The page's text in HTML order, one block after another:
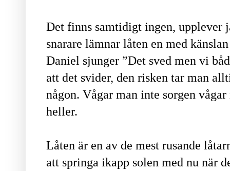
Det finns samtidigt ingen, upplever
snarare lämnar låten en med
Daniel sjunger ”Det sved men vi
att det svider, den risken tar man
någon. Vågar man inte sorgen
heller.
Låten är en av de mest rusande
att springa ikapp solen med nu när